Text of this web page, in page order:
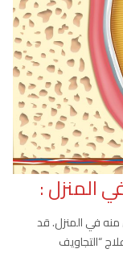
المنزل :
منه في المنزل. قد
“التجاويف